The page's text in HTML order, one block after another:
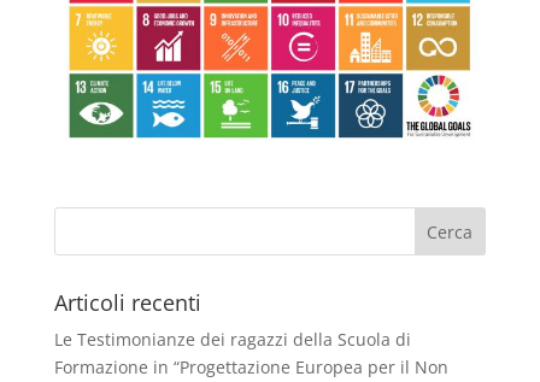
Articoli recenti
Le Testimonianze dei ragazzi della Scuola di
Formazione in “Progettazione Europea per il Non